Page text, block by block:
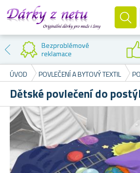
Bezproblémové
reklamace
ÚVOD
POVLEČENÍ A BYTOVÝ TEXTIL
Dětské povlečení do